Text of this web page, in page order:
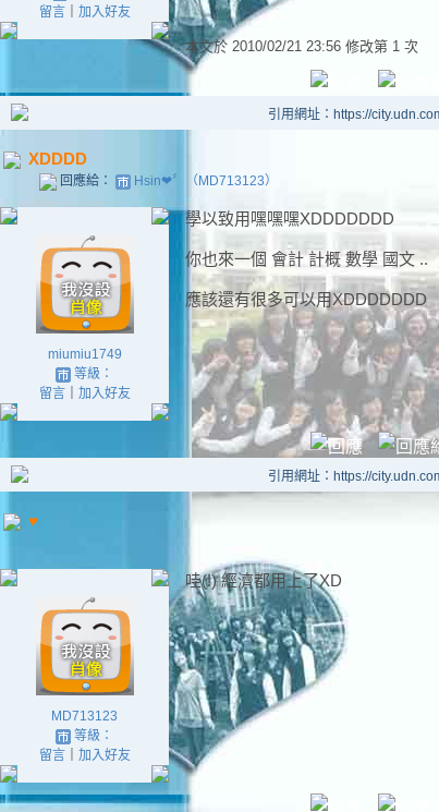
留言｜ 加入好友
本文於 2010/02/21 23:56 修改第 1 次
引用網址：https://
XDDDD
回應給： Hsin❤〞（MD713123）
miumiu1749
等級：
留言｜ 加入好友
學以致用嘿嘿嘿XDDDDDDD
你也來一個 會計 計概 數學 國文 ..
應該還有很多可以用XDDDDDDD
引用網址：https://
♥
MD713123
等級：
留言｜ 加入好友
哇(!) 經濟都用上了XD